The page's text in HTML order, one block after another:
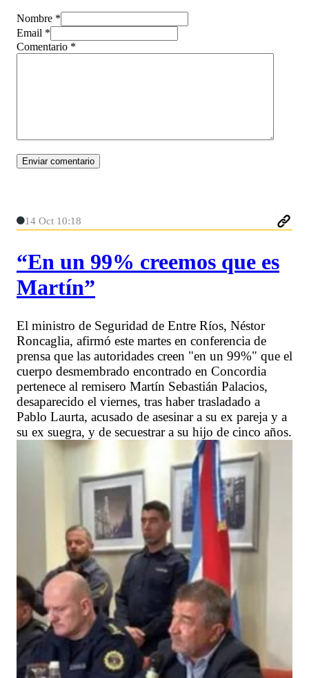
Nombre *
Email *
Comentario *
14 Oct 10:18
“En un 99% creemos que es
Martín”
El ministro de Seguridad de Entre Ríos, Néstor
Roncaglia, afirmó este martes en conferencia de
prensa que las autoridades creen "en un 99%" que el
cuerpo desmembrado encontrado en Concordia
pertenece al remisero Martín Sebastián Palacios,
desaparecido el viernes, tras haber trasladado a
Pablo Laurta, acusado de asesinar a su ex pareja y a
su ex suegra, y de secuestrar a su hijo de cinco años.